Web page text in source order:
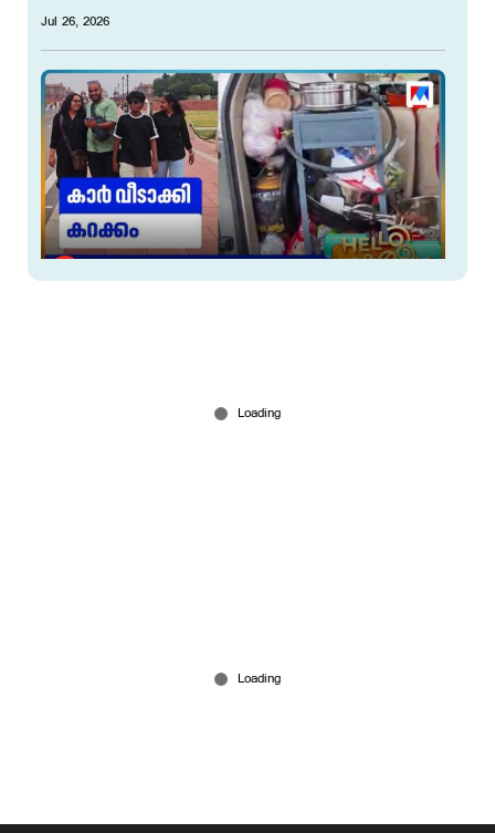
Jul 26, 2026
ചോർന്നൊലിക്കുന്ന കെട്ടിടത്തിൽ കൂലിയില്ലാതെ
ജോലി; കൈത്തറി കേന്ദ്രം നിലനിൽപ്പിനായുള്ള